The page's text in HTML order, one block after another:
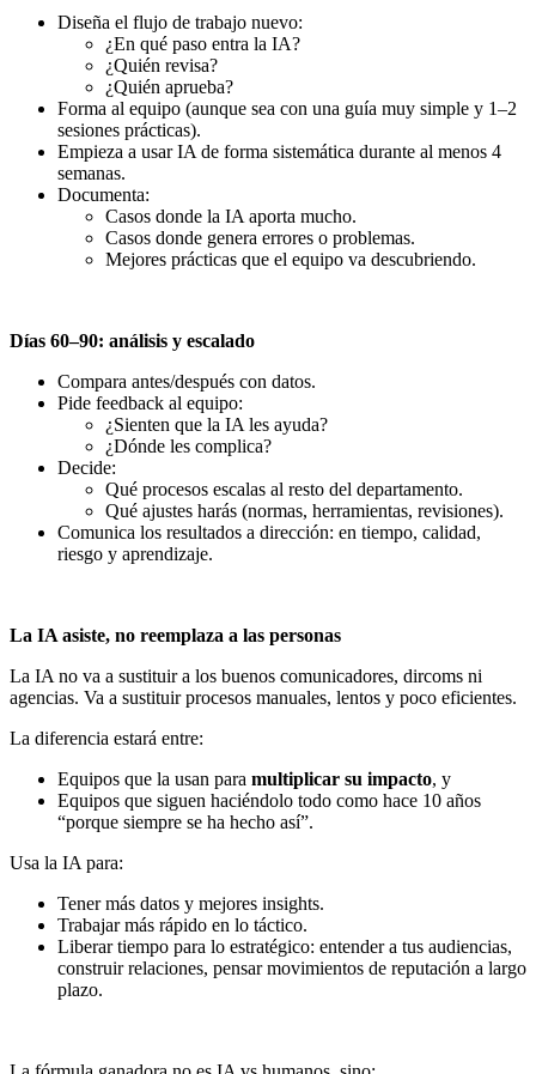
Diseña el flujo de trabajo nuevo:
¿En qué paso entra la IA?
¿Quién revisa?
¿Quién aprueba?
Forma al equipo (aunque sea con una guía muy simple y 1–2
sesiones prácticas).
Empieza a usar IA de forma sistemática durante al menos 4
semanas.
Documenta:
Casos donde la IA aporta mucho.
Casos donde genera errores o problemas.
Mejores prácticas que el equipo va descubriendo.
Días 60–90: análisis y escalado
Compara antes/después con datos.
Pide feedback al equipo:
¿Sienten que la IA les ayuda?
¿Dónde les complica?
Decide:
Qué procesos escalas al resto del departamento.
Qué ajustes harás (normas, herramientas, revisiones).
Comunica los resultados a dirección: en tiempo, calidad,
riesgo y aprendizaje.
La IA asiste, no reemplaza a las personas
La IA no va a sustituir a los buenos comunicadores, dircoms ni
agencias. Va a sustituir procesos manuales, lentos y poco eficientes.
La diferencia estará entre:
Equipos que la usan para multiplicar su impacto, y
Equipos que siguen haciéndolo todo como hace 10 años
“porque siempre se ha hecho así”.
Usa la IA para:
Tener más datos y mejores insights.
Trabajar más rápido en lo táctico.
Liberar tiempo para lo estratégico: entender a tus audiencias,
construir relaciones, pensar movimientos de reputación a largo
plazo.